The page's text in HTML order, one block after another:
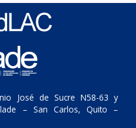
José de Sucre N58-63 y
– San Carlos, Quito –